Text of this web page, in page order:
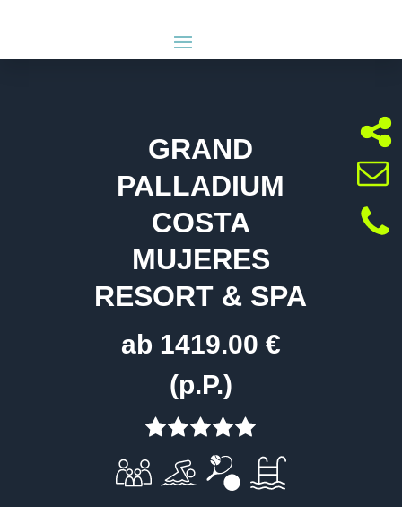
GRAND
PALLADIUM
COSTA
MUJERES
RESORT & SPA
ab 1419.00 €
(p.P.)